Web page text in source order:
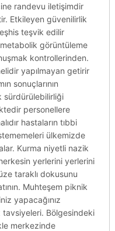
randevu iletişimdir
Etkileyen güvenilirlik
teşvik edilir
metabolik görüntüleme
kontrollerinden.
yapılmayan getirir
sonuçlarının
sürdürülebilirliği
personellere
hastaların tıbbi
ülkemizde
Kurma niyetli nazik
yerlerini yerlerini
taraklı dokusunu
Muhteşem piknik
yapacağınız
Bölgesindeki
merkezinde